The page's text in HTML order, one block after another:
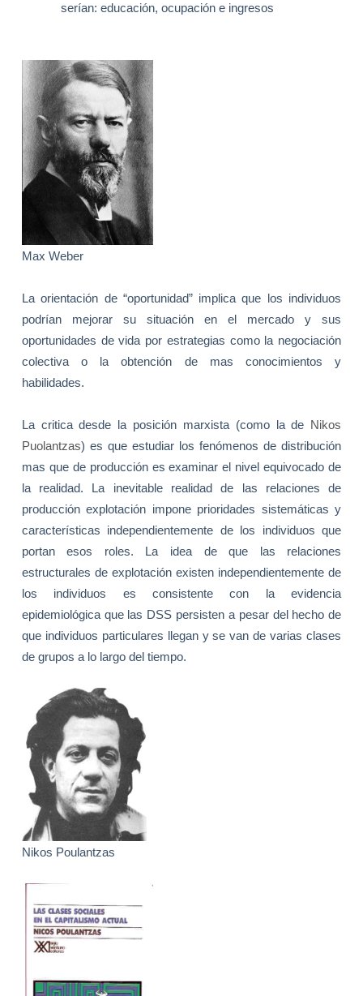
serían: educación, ocupación e ingresos
Max Weber
La orientación de “oportunidad” implica que los individuos
podrían mejorar su situación en el mercado y sus
oportunidades de vida por estrategias como la negociación
colectiva o la obtención de mas conocimientos y
habilidades.
La critica desde la posición marxista (como la de
Nikos
Puolantzas) es que estudiar los fenómenos de distribución
mas que de producción es examinar el nivel equivocado de
la realidad. La inevitable realidad de las relaciones de
producción explotación impone prioridades sistemáticas y
características independientemente de los individuos que
portan esos roles. La idea de que las relaciones
estructurales de explotación existen independientemente de
los individuos es consistente con la evidencia
epidemiológica que las DSS persisten a pesar del hecho de
que individuos particulares llegan y se van de varias clases
de grupos a lo largo del tiempo.
Nikos Poulantzas